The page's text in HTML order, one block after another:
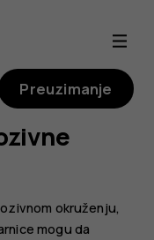
Preuzimanje
okruženju,
mogu da